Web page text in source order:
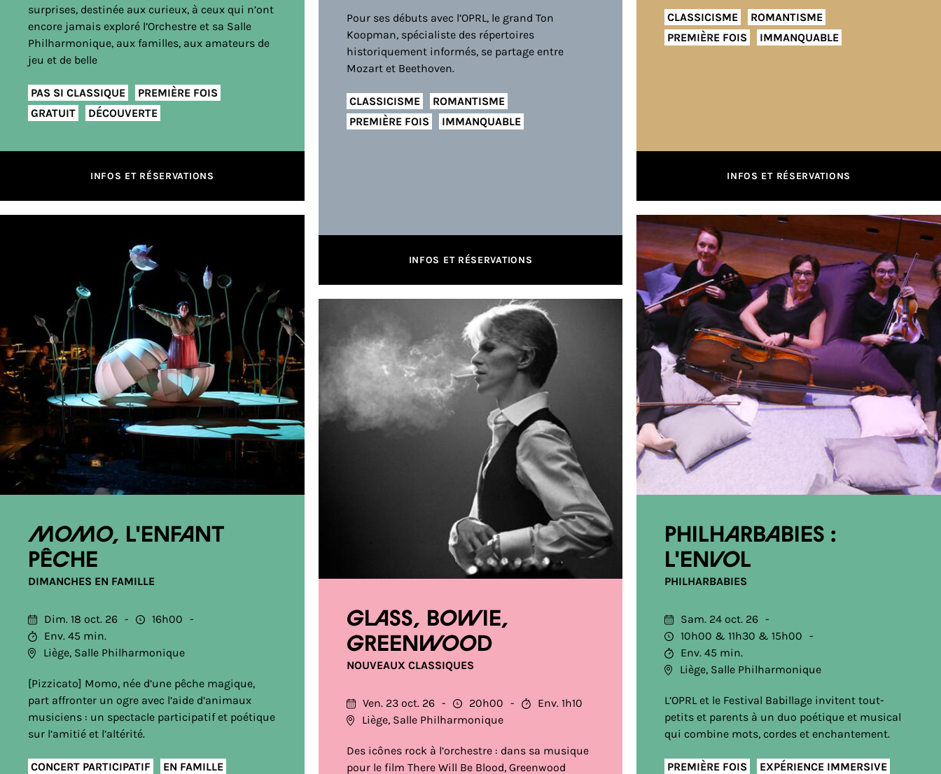
surprises, destinée aux curieux, à ceux qui n’ont
encore jamais exploré l’Orchestre et sa Salle
Philharmonique, aux familles, aux amateurs de
jeu et de belle
PAS SI CLASSIQUE
PREMIÈRE FOIS
GRATUIT
DÉCOUVERTE
INFOS ET RÉSERVATIONS
Pour ses débuts avec l’OPRL, le grand Ton
Koopman, spécialiste des répertoires
historiquement informés, se partage entre
Mozart et Beethoven.
CLASSICISME
ROMANTISME
PREMIÈRE FOIS
IMMANQUABLE
INFOS ET RÉSERVATIONS
CLASSICISME
ROMANTISME
PREMIÈRE FOIS
IMMANQUABLE
INFOS ET RÉSERVATIONS
Momo, l'enfant
pêche
DIMANCHES EN FAMILLE
Dim. 18 oct. 26
16h00
Env. 45 min.
Liège, Salle Philharmonique
[Pizzicato] Momo, née d’une pêche magique,
part affronter un ogre avec l’aide d’animaux
musiciens : un spectacle participatif et poétique
sur l’amitié et l’altérité.
CONCERT PARTICIPATIF
EN FAMILLE
Glass, Bowie,
Greenwood
NOUVEAUX CLASSIQUES
Ven. 23 oct. 26 20h00
Env. 1h10
Liège, Salle Philharmonique
Des icônes rock à l’orchestre : dans sa musique
pour le film There Will Be Blood, Greenwood
Philharbabies :
L'envol
PHILHARBABIES
Sam. 24 oct. 26
10h00
11h30
15h00
Env. 45 min.
Liège, Salle Philharmonique
L’OPRL et le Festival Babillage invitent tout-
petits et parents à un duo poétique et musical
qui combine mots, cordes et enchantement.
PREMIÈRE FOIS
EXPÉRIENCE IMMERSIVE